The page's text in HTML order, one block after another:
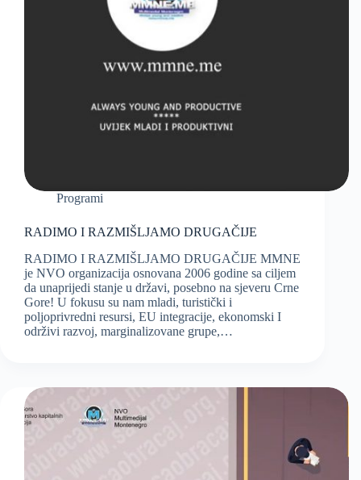
Programi
RADIMO I RAZMIŠLJAMO DRUGAČIJE
RADIMO I RAZMIŠLJAMO DRUGAČIJE MMNE
je NVO organizacija osnovana 2006 godine sa ciljem
da unaprijedi stanje u državi, posebno na sjeveru Crne
Gore! U fokusu su nam mladi, turistički i
poljoprivredni resursi, EU integracije, ekonomski I
održivi razvoj, marginalizovane grupe,…